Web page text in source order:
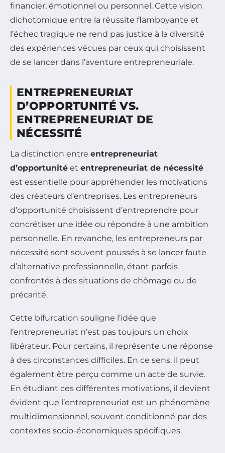
financier, émotionnel ou personnel. Cette vision
dichotomique entre la réussite flamboyante et
l’échec tragique ne rend pas justice à la diversité
des expériences vécues par ceux qui choisissent
de se lancer dans l’aventure entrepreneuriale.
ENTREPRENEURIAT
D’OPPORTUNITÉ VS.
ENTREPRENEURIAT DE
NÉCESSITÉ
La distinction entre entrepreneuriat
d’opportunité et entrepreneuriat de nécessité
est essentielle pour appréhender les motivations
des créateurs d’entreprises. Les entrepreneurs
d’opportunité choisissent d’entreprendre pour
concrétiser une idée ou répondre à une ambition
personnelle. En revanche, les entrepreneurs par
nécessité sont souvent poussés à se lancer faute
d’alternative professionnelle, étant parfois
confrontés à des situations de chômage ou de
précarité.
Cette bifurcation souligne l’idée que
l’entrepreneuriat n’est pas toujours un choix
libérateur. Pour certains, il représente une réponse
à des circonstances difficiles. En ce sens, il peut
également être perçu comme un acte de survie.
En étudiant ces différentes motivations, il devient
évident que l’entrepreneuriat est un phénomène
multidimensionnel, souvent conditionné par des
contextes socio-économiques spécifiques.